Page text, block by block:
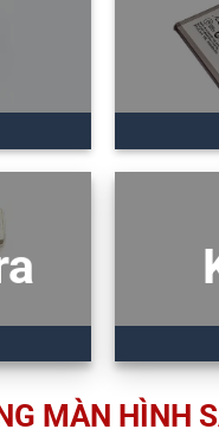
MÀN HÌNH